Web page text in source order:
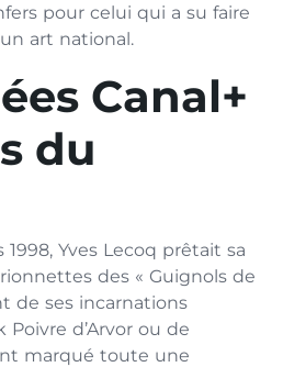
pour celui qui a su faire
art national.
Canal+
du
Yves Lecoq prêtait sa
des « Guignols de
de ses incarnations
d’Arvor ou de
marqué toute une